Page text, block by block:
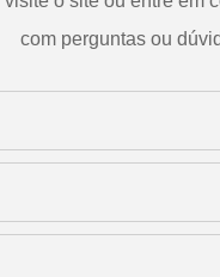
com perguntas ou